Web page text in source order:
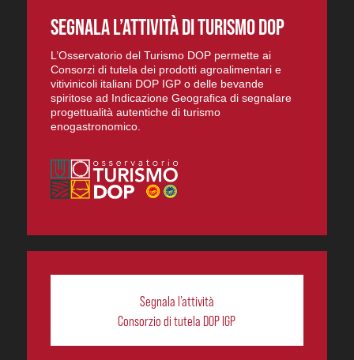
SEGNALA L’ATTIVITÀ DI TURISMO DOP
L’Osservatorio del Turismo DOP permette ai
Consorzi di tutela dei prodotti agroalimentari e
vitivinicoli italiani DOP IGP o delle bevande
spiritose ad Indicazione Geografica di segnalare
progettualità autentiche di turismo
enogastronomico.
Segnala l’attività
Consorzio di tutela DOP IGP